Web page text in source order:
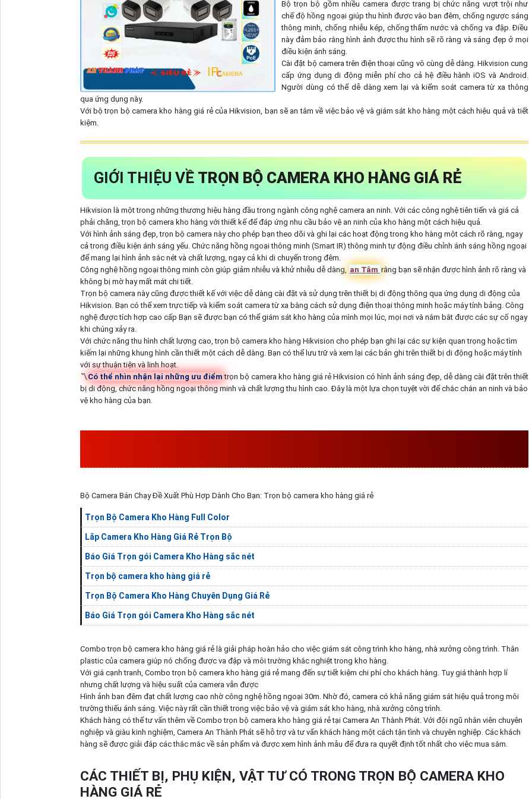
Bộ trọn bộ gồm nhiều camera được trang bị chức năng vượt trội như
chế độ hồng ngoại giúp thu hình được vào ban đêm, chống ngược sáng
thông minh, chống nhiễu kép, chống thấm nước và chống va đập. Điều
này đảm bảo rằng hình ảnh được thu hình sẽ rõ ràng và sáng đẹp ở mọi
điều kiện ánh sáng.
Cài đặt bộ camera trên điện thoại cũng vô cùng dễ dàng. Hikvision cung
cấp ứng dụng di động miễn phí cho cả hệ điều hành iOS và Android.
Người dùng có thể dễ dàng xem lại và kiểm soát camera từ xa thông
qua ứng dụng này.
Với bộ trọn bộ camera kho hàng giá rẻ của Hikvision, bạn sẽ an tâm về việc bảo vệ và giám sát kho hàng một cách hiệu quả và tiết
kiệm.
GIỚI THIỆU VỀ TRỌN BỘ CAMERA KHO HÀNG GIÁ RẺ
Hikvision là một trong những thương hiệu hàng đầu trong ngành công nghệ camera an ninh. Với các công nghệ tiên tiến và giá cả
phải chăng, trọn bộ camera kho hàng với thiết kế để đáp ứng nhu cầu bảo vệ an ninh của kho hàng một cách hiệu quả.
Với hình ảnh sáng đẹp, trọn bộ camera này cho phép bạn theo dõi và ghi lại các hoạt động trong kho hàng một cách rõ ràng, ngay
cả trong điều kiện ánh sáng yếu. Chức năng hồng ngoại thông minh (Smart IR) thông minh tự động điều chỉnh ánh sáng hồng ngoại
để mang lại hình ảnh sắc nét và chất lượng, ngay cả khi di chuyển trong đêm.
Công nghệ hồng ngoại thông minh còn giúp giảm nhiễu và khử nhiễu dễ dàng, an Tâm rằng bạn sẽ nhận được hình ảnh rõ ràng và
không bị mờ hay mất mát chi tiết.
Trọn bộ camera này cũng được thiết kế với việc dễ dàng cài đặt và sử dụng trên thiết bị di động thông qua ứng dụng di động của
Hikvision. Bạn có thể xem trực tiếp và kiểm soát camera từ xa bằng cách sử dụng điện thoại thông minh hoặc máy tính bảng. Công
nghệ được tích hợp cao cấp Bạn sẽ được bạn có thể giám sát kho hàng của mình mọi lúc, mọi nơi và nắm bắt được các sự cố ngay
khi chúng xảy ra.
Với chức năng thu hình chất lượng cao, trọn bộ camera kho hàng Hikvision cho phép bạn ghi lại các sự kiện quan trọng hoặc tìm
kiếm lại những khung hình cần thiết một cách dễ dàng. Bạn có thể lưu trữ và xem lại các bản ghi trên thiết bị di động hoặc máy tính
với sự thuận tiện và linh hoạt.
〽Có thể nhìn nhận lại những ưu điểmtrọn bộ camera kho hàng giá rẻ Hikvision có hình ảnh sáng đẹp, dễ dàng cài đặt trên thiết
bị di động, chức năng hồng ngoại thông minh và chất lượng thu hình cao. Đây là một lựa chọn tuyệt vời để chắc chắn an ninh và bảo
vệ kho hàng của bạn.
Bộ Camera Bán Chạy Đề Xuất Phù Hợp Dành Cho Bạn: Trọn bộ camera kho hàng giá rẻ
Trọn Bộ Camera Kho Hàng Full Color
Lắp Camera Kho Hàng Giá Rẻ Trọn Bộ
Báo Giá Trọn gói Camera Kho Hàng sắc nét
Trọn bộ camera kho hàng giá rẻ
Trọn Bộ Camera Kho Hàng Chuyên Dụng Giá Rẻ
Báo Giá Trọn gói Camera Kho Hàng sắc nét
Combo trọn bộ camera kho hàng giá rẻ là giải pháp hoàn hảo cho việc giám sát công trình kho hàng, nhà xưởng công trình. Thân
plastic của camera giúp nó chống được va đập và môi trường khắc nghiệt trong kho hàng.
Với giá cạnh tranh, Combo trọn bộ camera kho hàng giá rẻ mang đến sự tiết kiệm chi phí cho khách hàng. Tuy giá thành hợp lí
nhưng chất lượng và hiệu suất của camera vẫn được
Hình ảnh ban đêm đạt chất lượng cao nhờ công nghệ hồng ngoại 30m. Nhờ đó, camera có khả năng giám sát hiệu quả trong môi
trường thiếu ánh sáng. Việc này rất cần thiết trong việc bảo vệ và giám sát kho hàng, nhà xưởng công trình.
Khách hàng có thể tư vấn thêm về Combo trọn bộ camera kho hàng giá rẻ tại Camera An Thành Phát. Với đội ngũ nhân viên chuyên
nghiệp và giàu kinh nghiệm, Camera An Thành Phát sẽ hỗ trợ và tư vấn khách hàng một cách tận tình và chuyên nghiệp. Các khách
hàng sẽ được giải đáp các thắc mắc về sản phẩm và được xem hình ảnh mẫu để đưa ra quyết định tốt nhất cho việc mua sắm.
CÁC THIẾT BỊ, PHỤ KIỆN, VẬT TƯ CÓ TRONG TRỌN BỘ CAMERA KHO
HÀNG GIÁ RẺ